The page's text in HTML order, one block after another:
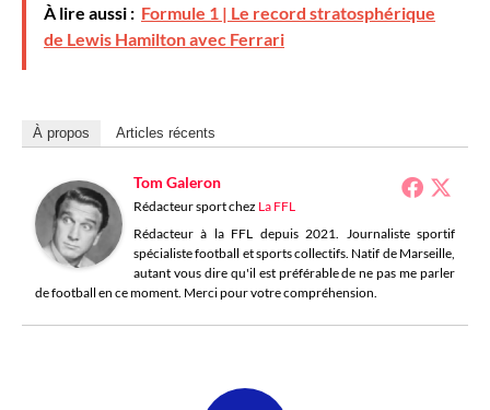
À lire aussi : Formule 1 | Le record stratosphérique
de Lewis Hamilton avec Ferrari
À propos Articles récents
Tom Galeron
Rédacteur sportchez La FFL
Rédacteur à la FFL depuis 2021. Journaliste sportif
spécialiste football et sports collectifs. Natif de Marseille,
autant vous dire qu'il est préférable de ne pas me parler
de football en ce moment. Merci pour votre compréhension.